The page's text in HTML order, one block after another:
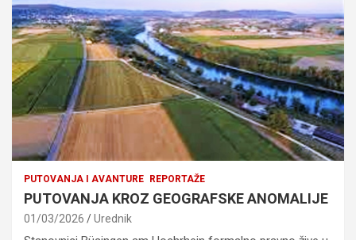
PUTOVANJA I AVANTURE REPORTAŽE
PUTOVANJA KROZ GEOGRAFSKE ANOMALIJE
01/03/2026 Urednik